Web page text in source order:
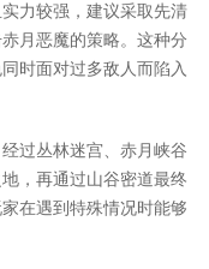
力较强，建议采取先清
月恶魔的策略。这种分
时面对过多敌人而陷入
过丛林迷宫、赤月峡谷
，再通过山谷密道最终
在遇到特殊情况时能够